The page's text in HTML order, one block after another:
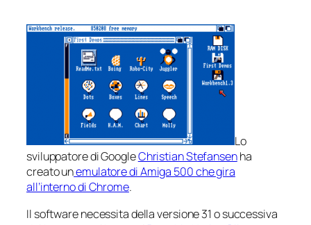
Lo
sviluppatore di GoogleChristian Stefansenha
creato unemulatore di Amiga 500 che gira
all’interno di Chrome.
Il software necessita della versione 31 o successiva